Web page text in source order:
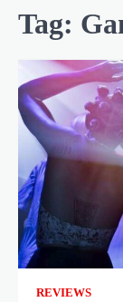
Tag:
REVIEWS